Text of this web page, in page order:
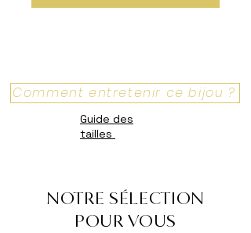
Comment entretenir ce bijou ?
Guide des
tailles
NOTRE SÉLECTION
POUR VOUS